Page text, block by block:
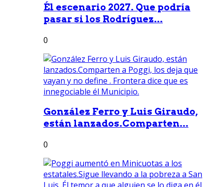
Él escenario 2027. Que podría
pasar si los Rodríguez...
0
González Ferro y Luis Giraudo,
están lanzados.Comparten...
0